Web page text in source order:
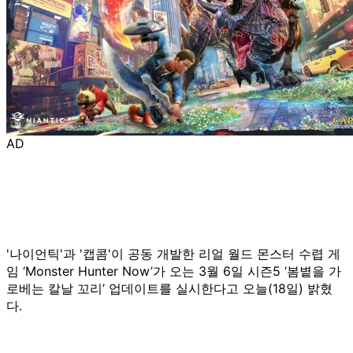
AD
'나이언틱'과 '캡콤'이 공동 개발한 리얼 월드 몬스터 수렵 게
임 ‘Monster Hunter Now’가 오는 3월 6일 시즌5 ‘봄볕을 가
로베는 칼날 꼬리’ 업데이트를 실시한다고 오늘(18일) 밝혔
다.